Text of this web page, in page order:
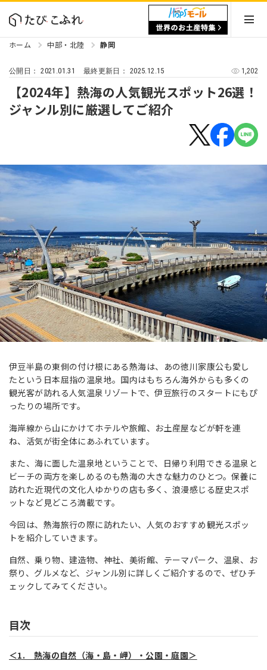
ホーム 中部・北陸 静岡
公開日：2021.01.31 最終更新日： 2025.12.15 1,202
【2024年】熱海の人気観光スポット26選！
ジャンル別に厳選してご紹介
伊豆半島の東側の付け根にある熱海は、あの徳川家康公も愛し
たという日本屈指の温泉地。国内はもちろん海外からも多くの
観光客が訪れる人気温泉リゾートで、伊豆旅行のスタートにもぴ
ったりの場所です。
海岸線から山にかけてホテルや旅館、お土産屋などが軒を連
ね、活気が街全体にあふれています。
また、海に面した温泉地ということで、日帰り利用できる温泉と
ビーチの両方を楽しめるのも熱海の大きな魅力のひとつ。保養に
訪れた近現代の文化人ゆかりの店も多く、浪漫感じる歴史スポ
ットなど見どころ満載です。
今回は、熱海旅行の際に訪れたい、人気のおすすめ観光スポッ
トを紹介していきます。
自然、乗り物、建造物、神社、美術館、テーマパーク、温泉、お
祭り、グルメなど、ジャンル別に詳しくご紹介するので、ぜひチ
ェックしてみてください。
目次
＜1. 熱海の自然（海・島・岬）・公園・庭園＞